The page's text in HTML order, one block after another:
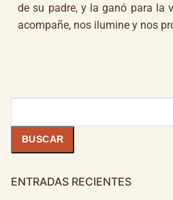
de su padre, y la ganó para la
acompañe, nos ilumine y nos
BUSCAR
ENTRADAS RECIENTES